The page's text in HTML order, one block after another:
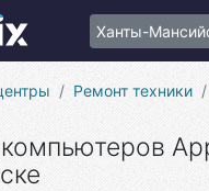
Ханты-
Ремонт техники